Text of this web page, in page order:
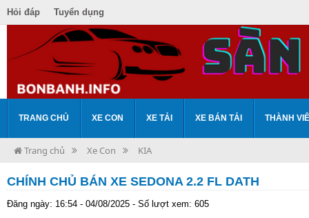
Hỏi đáp Tuyển dụng
TRANG CHỦ XE CON XE TẢI XE BÁN TẢI THÀNH
Trang chủ Xe Con KIA
CHÍNH CHỦ BÁN XE SEDONA 2.2 FL DATH
Đăng ngày: 16:54 - 04/08/2025 - Số lượt xem: 605